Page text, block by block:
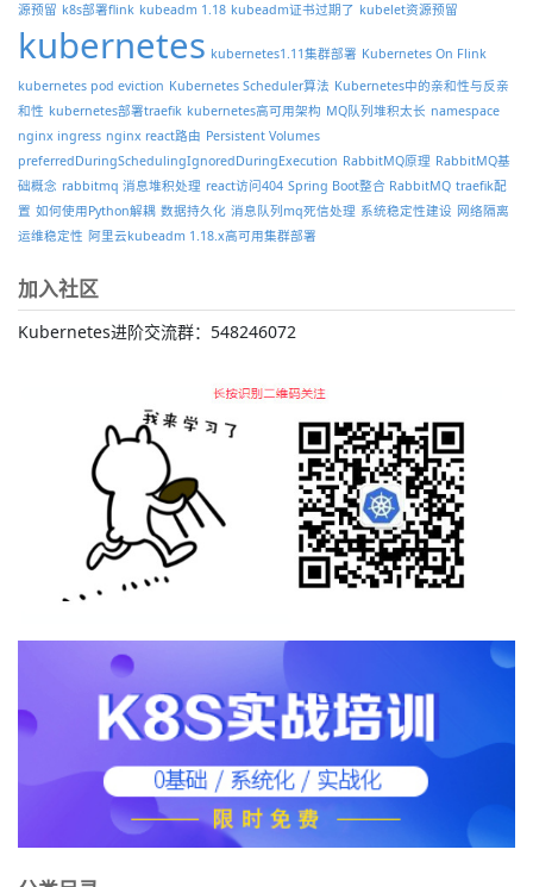
源预留 k8s部署flink kubeadm 1.18 kubeadm证书过期了 kubelet资源预留
kubernetes kubernetes1.11集群部署 Kubernetes On Flink
kubernetes pod eviction Kubernetes Scheduler算法 Kubernetes中的亲和性与反亲
和性 kubernetes部署traefik kubernetes高可用架构 MQ队列堆积太长 namespace
nginx ingress nginx react路由 Persistent Volumes
preferredDuringSchedulingIgnoredDuringExecution RabbitMQ原理 RabbitMQ基
础概念 rabbitmq 消息堆积处理 react访问404 Spring Boot整合 RabbitMQ traefik配
置 如何使用Python解耦 数据持久化 消息队列mq死信处理 系统稳定性建设 网络隔离
运维稳定性 阿里云kubeadm 1.18.x高可用集群部署
加入社区
Kubernetes进阶交流群：548246072